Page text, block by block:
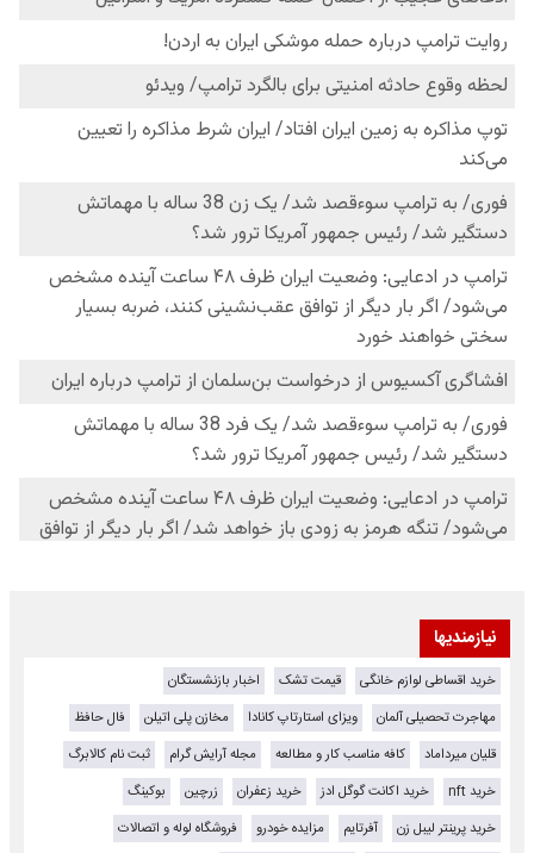
نیازمندیها
خرید اقساطی لوازم خانگی قیمت تشک
اخبار بازنشستگان
مهاجرت تحصیلی آلمان
ویزای استارتاپ کانادا مخازن پلی اتیلن
فال حافظ
قلیان میرداماد
کافه مناسب کار و مطالعه مجله آرایش گرام
ثبت نام کالابرگ
خرید nft
خرید اکانت گوگل ادز خرید زعفران زرچین
بوکینگ
خرید پرینتر لیبل زن
آفرتایم مزایده خودرو
فروشگاه لوله و اتصالات